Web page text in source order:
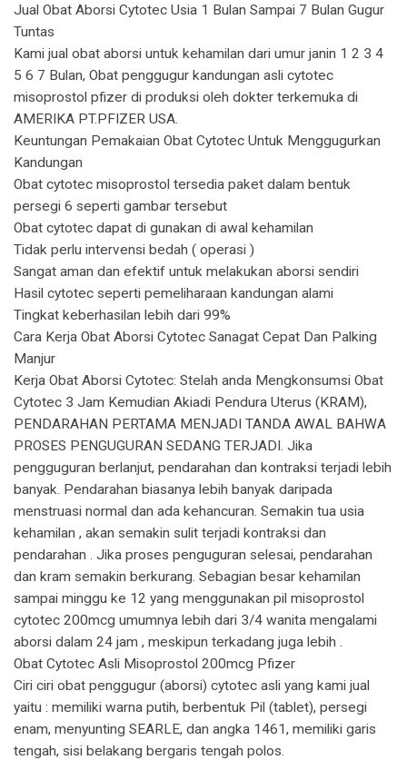
Jual Obat Aborsi Cytotec Usia 1 Bulan Sampai 7 Bulan Gugur
Tuntas
Kami jual obat aborsi untuk kehamilan dari umur janin 1 2 3 4
5 6 7 Bulan, Obat penggugur kandungan asli cytotec
misoprostol pfizer di produksi oleh dokter terkemuka di
AMERIKA PT.PFIZER USA.
Keuntungan Pemakaian Obat Cytotec Untuk Menggugurkan
Kandungan
Obat cytotec misoprostol tersedia paket dalam bentuk
persegi 6 seperti gambar tersebut
Obat cytotec dapat di gunakan di awal kehamilan
Tidak perlu intervensi bedah ( operasi )
Sangat aman dan efektif untuk melakukan aborsi sendiri
Hasil cytotec seperti pemeliharaan kandungan alami
Tingkat keberhasilan lebih dari 99%
Cara Kerja Obat Aborsi Cytotec Sanagat Cepat Dan Palking
Manjur
Kerja Obat Aborsi Cytotec: Stelah anda Mengkonsumsi Obat
Cytotec 3 Jam Kemudian Akiadi Pendura Uterus (KRAM),
PENDARAHAN PERTAMA MENJADI TANDA AWAL BAHWA
PROSES PENGUGURAN SEDANG TERJADI. Jika
pengguguran berlanjut, pendarahan dan kontraksi terjadi lebih
banyak. Pendarahan biasanya lebih banyak daripada
menstruasi normal dan ada kehancuran. Semakin tua usia
kehamilan , akan semakin sulit terjadi kontraksi dan
pendarahan . Jika proses penguguran selesai, pendarahan
dan kram semakin berkurang. Sebagian besar kehamilan
sampai minggu ke 12 yang menggunakan pil misoprostol
cytotec 200mcg umumnya lebih dari 3/4 wanita mengalami
aborsi dalam 24 jam , meskipun terkadang juga lebih .
Obat Cytotec Asli Misoprostol 200mcg Pfizer
Ciri ciri obat penggugur (aborsi) cytotec asli yang kami jual
yaitu : memiliki warna putih, berbentuk Pil (tablet), persegi
enam, menyunting SEARLE, dan angka 1461, memiliki garis
tengah, sisi belakang bergaris tengah polos.